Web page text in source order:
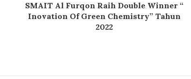
SMAIT Al Furqon Raih Double Winner “
Inovation Of Green Chemistry” Tahun
2022